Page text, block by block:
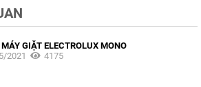
GIẶT ELECTROLUX MONO
2021
4175